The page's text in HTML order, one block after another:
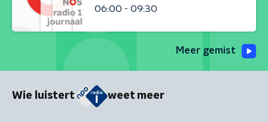
06:00 - 09:30
Meer gemist
Wie luistert weet meer